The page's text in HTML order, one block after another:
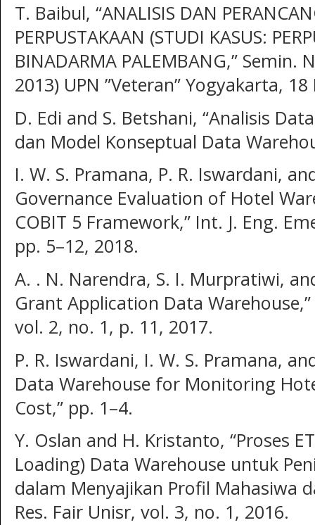
T. Baibul, “ANALISIS DAN
PERPUSTAKAAN (STUDI KASUS:
BINADARMA PALEMBANG,”
2013) UPN ”Veteran” Yogyakarta,
D. Edi and S. Betshani, “Analisis
dan Model Konseptual Data
I. W. S. Pramana, P. R. Iswardani,
Governance Evaluation of Hotel
COBIT 5 Framework,” Int. J. Eng.
pp. 5–12, 2018.
A. . N. Narendra, S. I. Murpratiwi,
Grant Application Data
vol. 2, no. 1, p. 11, 2017.
P. R. Iswardani, I. W. S. Pramana,
Data Warehouse for Monitoring
Cost,” pp. 1–4.
Y. Oslan and H. Kristanto, “Proses
Loading) Data Warehouse untuk
dalam Menyajikan Profil Mahasiwa
Res. Fair Unisr, vol. 3, no. 1, 2016.